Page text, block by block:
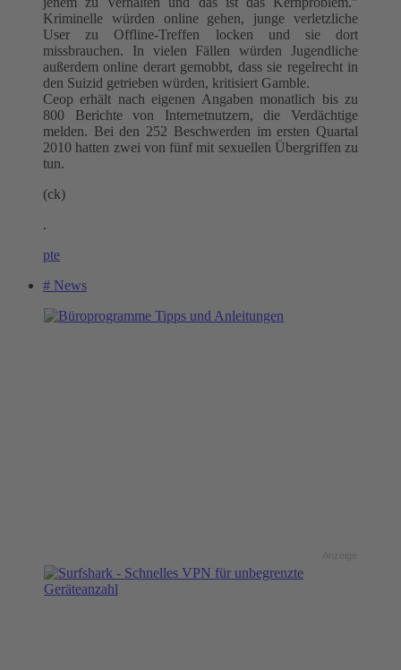
Kriminelle würden online gehen, junge verletzliche
User zu Offline-Treffen locken und sie dort
missbrauchen. In vielen Fällen würden Jugendliche
außerdem online derart gemobbt, dass sie regelrecht in
den Suizid getrieben würden, kritisiert Gamble.
Ceop erhält nach eigenen Angaben monatlich bis zu
800 Berichte von Internetnutzern, die Verdächtige
melden. Bei den 252 Beschwerden im ersten Quartal
2010 hatten zwei von fünf mit sexuellen Übergriffen zu
tun.
(ck)
.
pte
# News